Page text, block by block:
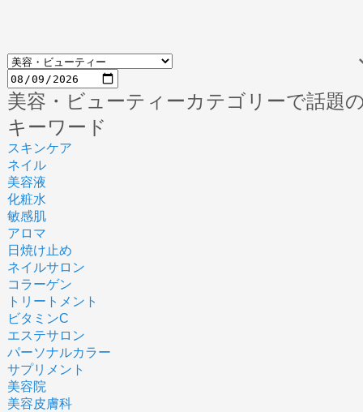
美容・ビューティーカテゴリーで話題
キーワード
スキンケア
ネイル
美容液
化粧水
敏感肌
アロマ
日焼け止め
ネイルサロン
コラーゲン
トリートメント
ビタミンC
エステサロン
パーソナルカラー
サプリメント
美容院
美容皮膚科